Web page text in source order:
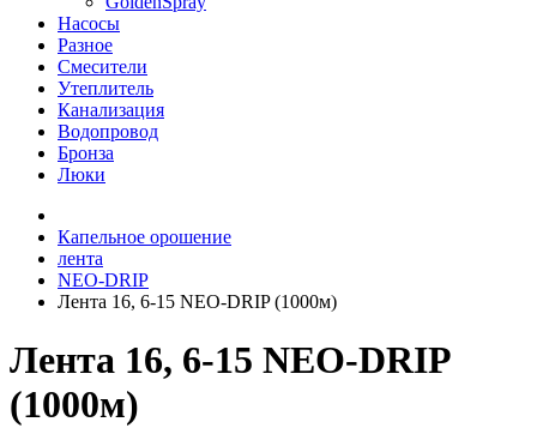
Насосы
Разное
Смесители
Утеплитель
Канализация
Водопровод
Бронза
Люки
Капельное орошение
лента
NEO-DRIP
Лента 16, 6-15 NEO-DRIP (1000м)
Лента 16, 6-15 NEO-DRIP
(1000м)